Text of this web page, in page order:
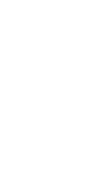
V...